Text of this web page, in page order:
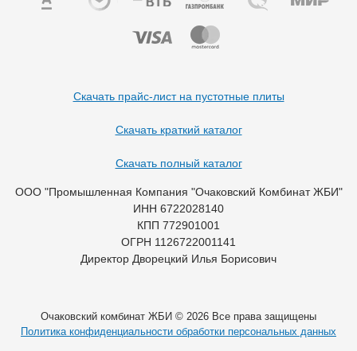
Скачать прайс-лист на пустотные плиты
Скачать краткий каталог
Скачать полный каталог
ООО "Промышленная Компания "Очаковский Комбинат ЖБИ"
ИНН 6722028140
КПП 772901001
ОГРН 1126722001141
Директор Дворецкий Илья Борисович
Очаковский комбинат ЖБИ © 2026 Все права защищены
Политика конфиденциальности обработки персональных данных